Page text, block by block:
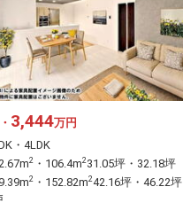
3,444万円
・4LDK
2 ・106.4m2 31.05坪・32.18坪
2 ・152.82m242.16坪・46.22坪